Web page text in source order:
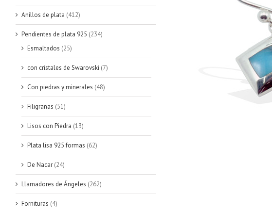
Anillos de plata (412)
Pendientes de plata 925 (234)
Esmaltados (25)
con cristales de Swarovski (7)
Con piedras y minerales (48)
Filigranas (51)
Lisos con Piedra (13)
Plata lisa 925 formas (62)
De Nacar (24)
Llamadores de Ángeles (262)
Fornituras (4)